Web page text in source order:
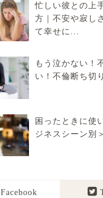
忙しい彼との上
方｜不安や寂し
て幸せに...
もう泣かない！
い！不倫断ち切
困ったときに使
ジネスシーン別
Facebook